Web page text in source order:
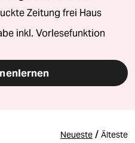
Zeitung frei Haus
inkl. Vorlesefunktion
Neueste / Älteste